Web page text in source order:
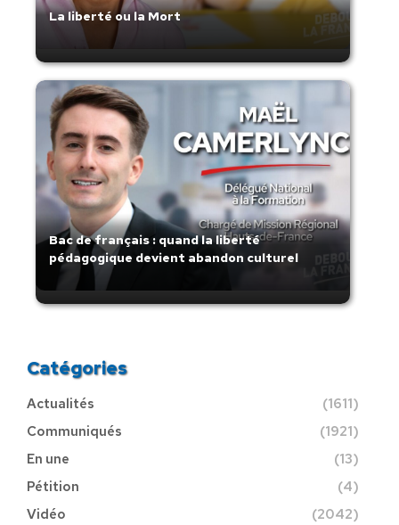
La liberté ou la Mort
Bac de français : quand la liberté
pédagogique devient abandon culturel
Catégories
Actualités
(1611)
Communiqués
(1921)
En une
(13)
Pétition
(4)
Vidéo
(2042)